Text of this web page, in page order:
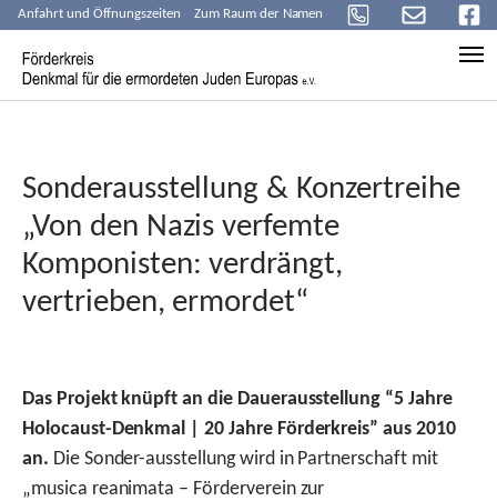
Anfahrt und Öffnungszeiten Zum Raum der Namen
Sonderausstellung & Konzertreihe
„Von den Nazis verfemte
Komponisten: verdrängt,
vertrieben, ermordet“
Das Projekt knüpft an die Dauerausstellung “5 Jahre
Holocaust-Denkmal | 20 Jahre Förderkreis” aus 2010
an. Die Sonder-ausstellung wird in Partnerschaft mit
„musica reanimata – Förderverein zur